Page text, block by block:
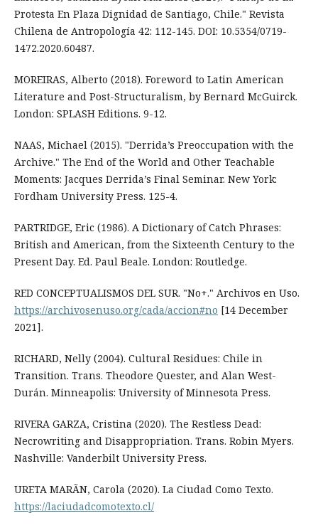
Protesta En Plaza Dignidad de Santiago, Chile." Revista
Chilena de Antropología 42: 112-145. DOI: 10.5354/0719-
1472.2020.60487.
MOREIRAS, Alberto (2018). Foreword to Latin American
Literature and Post-Structuralism, by Bernard McGuirck.
London: SPLASH Editions. 9-12.
NAAS, Michael (2015). "Derrida’s Preoccupation with the
Archive." The End of the World and Other Teachable
Moments: Jacques Derrida’s Final Seminar. New York:
Fordham University Press. 125-4.
PARTRIDGE, Eric (1986). A Dictionary of Catch Phrases:
British and American, from the Sixteenth Century to the
Present Day. Ed. Paul Beale. London: Routledge.
RED CONCEPTUALISMOS DEL SUR. "No+." Archivos en Uso.
https://archivosenuso.org/cada/accion#no [14 December
2021].
RICHARD, Nelly (2004). Cultural Residues: Chile in
Transition. Trans. Theodore Quester, and Alan West-
Durán. Minneapolis: University of Minnesota Press.
RIVERA GARZA, Cristina (2020). The Restless Dead:
Necrowriting and Disappropriation. Trans. Robin Myers.
Nashville: Vanderbilt University Press.
URETA MARÃN, Carola (2020). La Ciudad Como Texto.
https://laciudadcomotexto.cl/